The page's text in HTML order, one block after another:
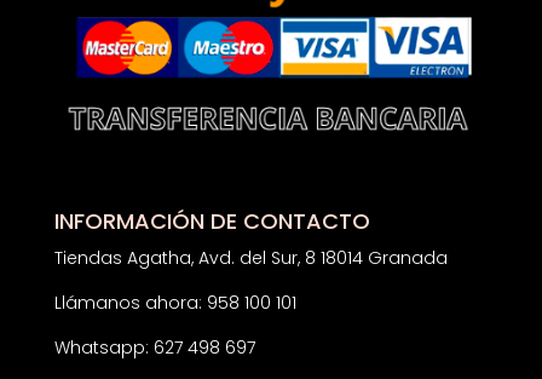
INFORMACIÓN DE CONTACTO
Tiendas Agatha, Avd. del Sur, 8 18014 Granada
Llámanos ahora: 958 100 101
Whatsapp: 627 498 697